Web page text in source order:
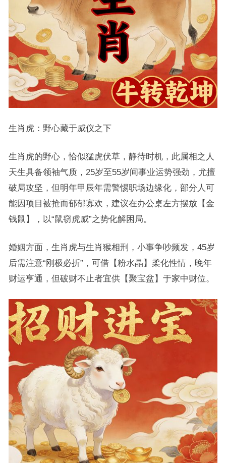
生肖虎：野心藏于威仪之下
生肖虎的野心，恰似猛虎伏草，静待时机，此属相之人
天生具备领袖气质，25岁至55岁间事业运势强劲，尤擅
破局攻坚，但明年甲辰年需警惕职场边缘化，部分人可
能因项目被抢而郁郁寡欢，建议在办公桌左方摆放【金
钱鼠】，以“鼠窃虎威”之势化解困局。
婚姻方面，生肖虎与生肖猴相刑，小事争吵频发，45岁
后需注意“刚极必折”，可借【粉水晶】柔化性情，晚年
财运亨通，但破财不止者宜供【聚宝盆】于家中财位。